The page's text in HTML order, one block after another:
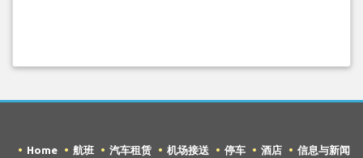
Home 航班 汽车租赁 机场接送 停车 酒店
信息与新闻